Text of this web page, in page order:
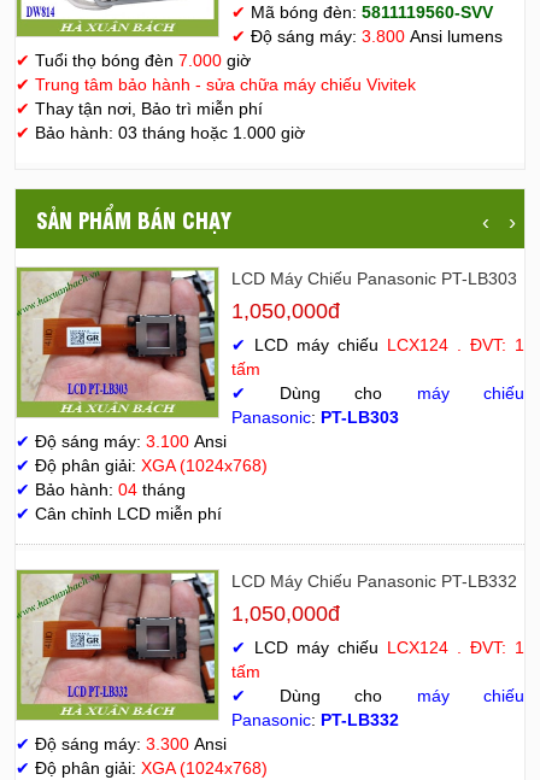
✔ Mã bóng đèn: 5811119560-SVV
✔ Độ sáng máy: 3.800Ansi lumens
✔ Tuổi thọ bóng đèn 7.000 giờ
✔ Trung tâm bảo hành - sửa chữa máy chiếu Vivitek
✔ Thay tận nơi, Bảo trì miễn phí
✔ Bảo hành: 03 tháng hoặc 1.000 giờ
SẢN PHẨM BÁN CHẠY ‹ ›
LCD Máy Chiếu Panasonic PT-LB303
1,050,000đ
✔ LCD máy chiếu LCX124 . ĐVT: 1
tấm
✔
Dùng cho máy chiếu
Panasonic: PT-LB303
✔ Độ sáng máy: 3.100 Ansi
✔ Độ phân giải: XGA (1024x768)
✔ Bảo hành: 04 tháng
✔ Cân chỉnh LCD miễn phí
LCD Máy Chiếu Panasonic PT-LB332
1,050,000đ
✔ LCD máy chiếu LCX124 . ĐVT: 1
tấm
✔
Dùng cho máy chiếu
Panasonic: PT-LB332
✔ Độ sáng máy: 3.300 Ansi
✔ Độ phân giải: XGA (1024x768)